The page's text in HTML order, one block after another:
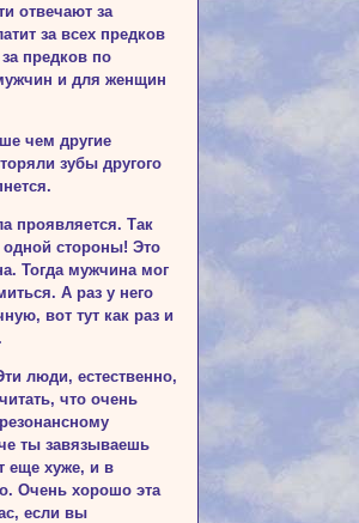
отвечают за
за всех предков
предков по
и для женщин
чем другие
зубы другого
проявляется. Так
стороны! Это
Тогда мужчина мог
А раз у него
вот тут как раз и
люди, естественно,
что очень
ты завязываешь
еще хуже, и в
Очень хорошо эта
если вы